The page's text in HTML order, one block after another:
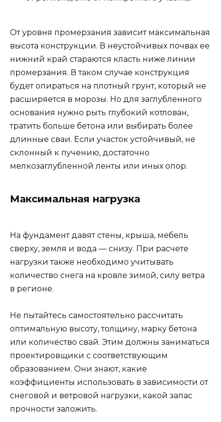
От уровня промерзания зависит максимальная
высота конструкции. В неустойчивых почвах ее
нижний край стараются класть ниже линии
промерзания. В таком случае конструкция
будет опираться на плотный грунт, который не
расширяется в морозы. Но для заглубленного
основания нужно рыть глубокий котлован,
тратить больше бетона или выбирать более
длинные сваи. Если участок устойчивый, не
склонный к пучению, достаточно
мелкозаглубленной ленты или иных опор.
Максимальная нагрузка
На фундамент давят стены, крыша, мебель
сверху, земля и вода — снизу. При расчете
нагрузки также необходимо учитывать
количество снега на кровле зимой, силу ветра
в регионе.
Не пытайтесь самостоятельно рассчитать
оптимальную высоту, толщину, марку бетона
или количество свай. Этим должны заниматься
проектировщики с соответствующим
образованием. Они знают, какие
коэффициенты использовать в зависимости от
снеговой и ветровой нагрузки, какой запас
прочности заложить.